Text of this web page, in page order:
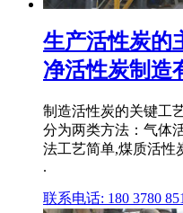
生产活性炭的
净活性炭制造
制造活性炭的关键工
分为两类方法：气体
法工艺简单,煤质活性
.
联系电话: 180 3780